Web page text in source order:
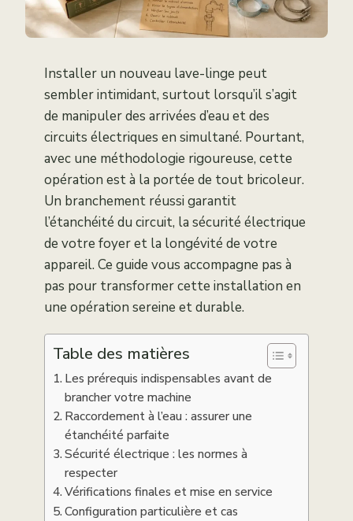
Installer un nouveau lave-linge peut
sembler intimidant, surtout lorsqu’il s’agit
de manipuler des arrivées d’eau et des
circuits électriques en simultané. Pourtant,
avec une méthodologie rigoureuse, cette
opération est à la portée de tout bricoleur.
Un branchement réussi garantit
l’étanchéité du circuit, la sécurité électrique
de votre foyer et la longévité de votre
appareil. Ce guide vous accompagne pas à
pas pour transformer cette installation en
une opération sereine et durable.
Table des matières
Les prérequis indispensables avant de
brancher votre machine
Raccordement à l’eau : assurer une
étanchéité parfaite
Sécurité électrique : les normes à
respecter
Vérifications finales et mise en service
Configuration particulière et cas